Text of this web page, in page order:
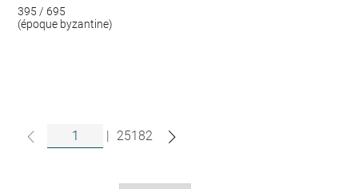
395 / 695
(époque byzantine)
| 25182